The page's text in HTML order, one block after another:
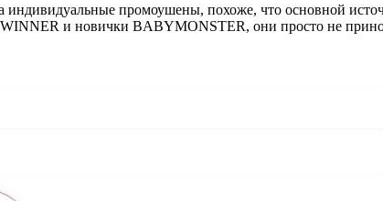
промоушены, похоже, что основной
и новички BABYMONSTER, они просто не